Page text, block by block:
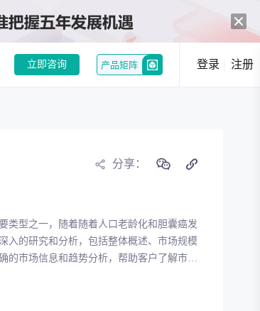
会
立即咨询 产品矩阵 登录 注册
分享：
类型之一，随着随着人口老龄化和胆囊癌发
入的研究和分析，包括整体概述、市场规模
的市场信息和趋势分析，帮助客户了解市场